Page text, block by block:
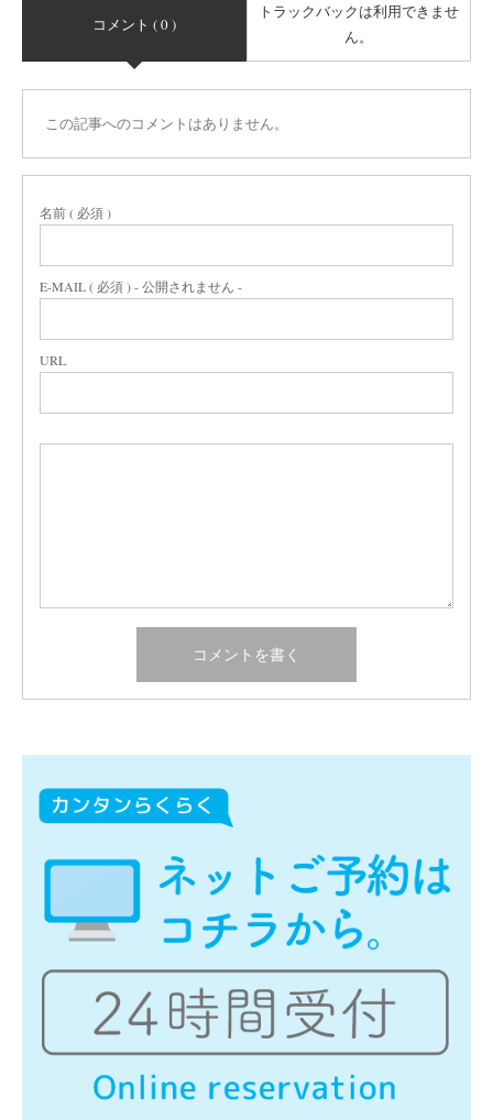
コメント ( 0 )
トラックバックは利用できませ
ん。
この記事へのコメントはありません。
名前 ( 必須 )
E-MAIL ( 必須 ) - 公開されません -
URL